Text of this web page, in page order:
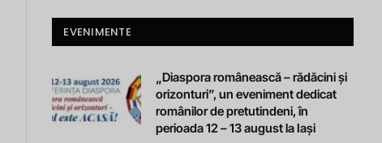
EVENIMENTE
„Diaspora românească – rădăcini și
orizonturi”, un eveniment dedicat
românilor de pretutindeni, în
perioada 12 – 13 august la Iași